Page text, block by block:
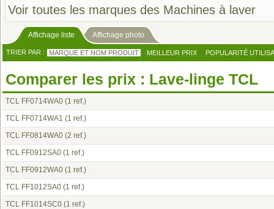
Voir toutes les marques des Machines à laver
Affichage liste Affichage photo
TRIER PAR : MARQUE ET NOM PRODUIT MEILLEUR PRIX POPULARITÉ
Comparer les prix : Lave-linge TCL
TCL FF0714WA0 (1 ref.)
TCL FF0714WA1 (1 ref.)
TCL FF0814WA0 (2 ref.)
TCL FF0912SA0 (1 ref.)
TCL FF0912WA0 (1 ref.)
TCL FF1012SA0 (1 ref.)
TCL FF1014SC0 (1 ref.)